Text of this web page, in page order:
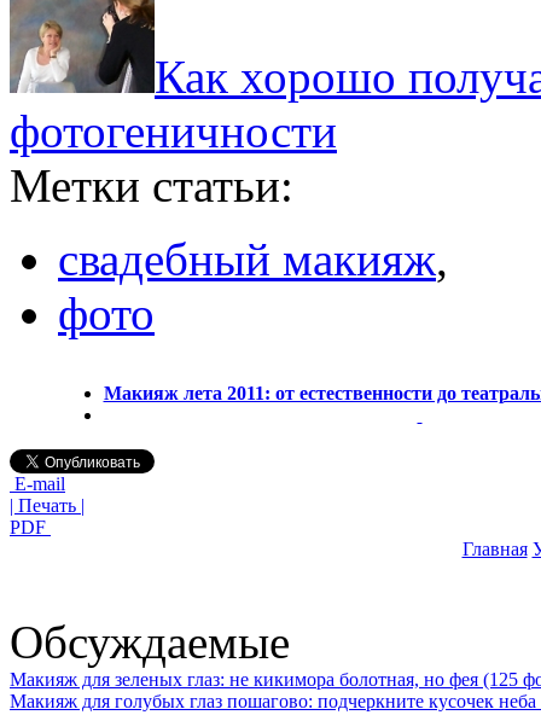
Как хорошо
фотогеничности
Метки статьи:
свадебный макияж,
фото
Макияж лета 2011: от естественности до
E-mail
| Печать |
PDF
Главная
Обсуждаемые
Макияж для зеленых глаз: не кикимора болотная, но фея (125
Макияж для голубых глаз пошагово: подчеркните кусочек